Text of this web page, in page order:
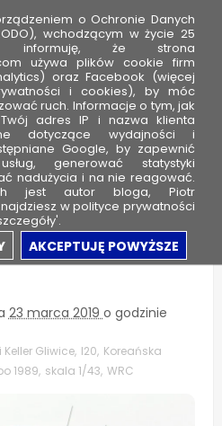
i nowy
23 marca 2019 o godzinie
Gliwice, I20, Koreańska
1989, skala 1/43, WRC
o Ochronie Danych
wchodzącym w życie 25
że strona
używa plików cookie firm
oraz Facebook (więcej
i cookies), by móc
ruch. Informacje o tym, jak
adres IP i nazwa klienta
dotyczące wydajności i
Google, by zapewnić
generować statystyki
nadużycia i na nie reagować.
jest autor bloga, Piotr
w polityce prywatności
AKCEPTUJĘ POWYŻSZE